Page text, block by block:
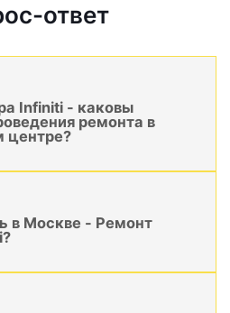
ответ
Infiniti - каковы
ремонта в
центре?
в Москве - Ремонт